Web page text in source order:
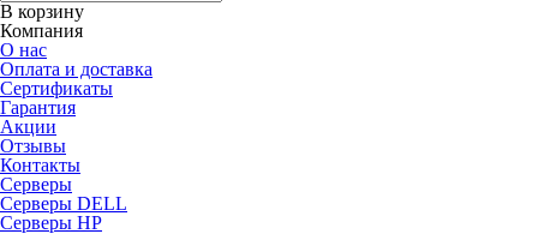
В корзину
Компания
О нас
Оплата и доставка
Сертификаты
Гарантия
Акции
Отзывы
Контакты
Серверы
Серверы DELL
Серверы HP